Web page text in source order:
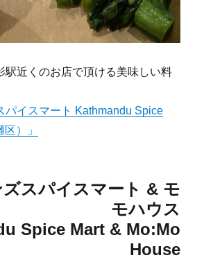
駅近くのお店で頂ける美味しい料
イスマート Kathmandu Spice
）」
スパイスマート & モ
モハウス
Spice Mart & Mo:Mo
House